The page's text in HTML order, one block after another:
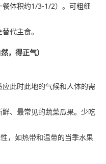
体积约1/3-1/2）。可粗细
代主食。
，得正气）
此时此地的气候和人体的需
、最常见的蔬菜瓜果。少吃
，如热带和温带的当季水果